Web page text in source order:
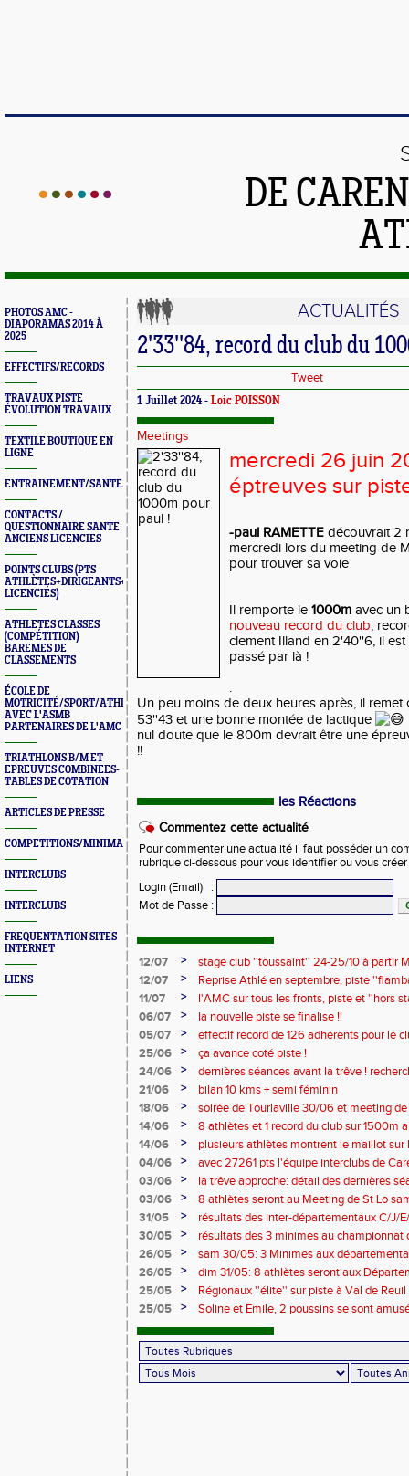
DE
PHOTOS AMC -
DIAPORAMAS 2014 À
2025
EFFECTIFS/RECORDS
TRAVAUX PISTE
ÉVOLUTION TRAVAUX
TEXTILE BOUTIQUE EN
LIGNE
ENTRAINEMENT/SANTE/JURYS/FORMATIONS
CONTACTS /
QUESTIONNAIRE SANTE
ANCIENS LICENCIES
POINTS CLUBS (PTS
ATHLÈTES+DIRIGEANTS+BONUS
LICENCIÉS)
ATHLETES CLASSES
(COMPÉTITION)
BAREMES DE
CLASSEMENTS
ÉCOLE DE
MOTRICITÉ/SPORT/ATHLÉ
AVEC L'ASMB
PARTENAIRES DE L'AMC
TRIATHLONS B/M ET
EPREUVES COMBINEES-
TABLES DE COTATION
ARTICLES DE PRESSE
COMPETITIONS/MINIMAS/MEETINGS/ENGAGES
INTERCLUBS
INTERCLUBS
FREQUENTATION SITES
INTERNET
LIENS
ACTUALITÉS
2'33''84, record du club du
Tweet
1 Juillet 2024 - Loic POISSON
Meetings
mercredi 26 juin
éptreuves sur
-paul RAMETTE découvrait 2
mercredi lors du meeting de
pour trouver sa voie
Il remporte le 1000m avec un
nouveau record du club,
clement Illand en 2'40''6, il
passé par là !
.
Un peu moins de deux heures après, il
53''43 et une bonne montée de lactique
nul doute que le 800m devrait être une
!!
les Réactions
Commentez cette actualité
Pour commenter une actualité il faut posséder un
rubrique ci-dessous pour vous identifier ou vous
Login (Email)
:
Mot de Passe :
12/07 >
stage club ''toussaint'' 24-25/10 à partir
12/07
>
Reprise Athlé en septembre, piste
complètes !!
11/07 >
l'AMC sur tous les fronts, piste et ''hors
06/07
>
la nouvelle piste se finalise !!
05/07
>
effectif record de 126 adhérents pour le
25/06
>
ça avance coté piste !
24/06
>
dernières séances avant la trêve !
2026/2027 !
21/06 >
bilan 10 kms + semi féminin
18/06
>
soirée de Tourlaville 30/06 et meeting
inscriptions
14/06 >
8 athlètes et 1 record du club sur 1500m
14/06
>
plusieurs athlètes montrent le maillot sur
04/06
>
avec 27261 pts l'équipe interclubs de
!!
03/06 >
la trêve approche: détail des dernières
entraineurs pour saison 2026/2027 !
03/06 >
8 athlètes seront au Meeting de St Lo
31/05
>
résultats des inter-départementaux C/J/
30/05
>
résultats des 3 minimes au championnat
26/05
>
sam 30/05: 3 Minimes aux
horaires modifiées !!
26/05 >
dim 31/05: 8 athlètes seront aux
à Caen !
25/05 >
Régionaux ''élite'' sur piste à Val de
conditions de participation
25/05 > Soline et Emile, 2 poussins se sont